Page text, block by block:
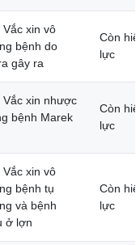
Vắc xin vô
bệnh do
gây ra
Còn
lực
Vắc xin nhược
bệnh Marek
Còn
lực
Vắc xin vô
bệnh tụ
và bệnh
ở lợn
Còn
lực